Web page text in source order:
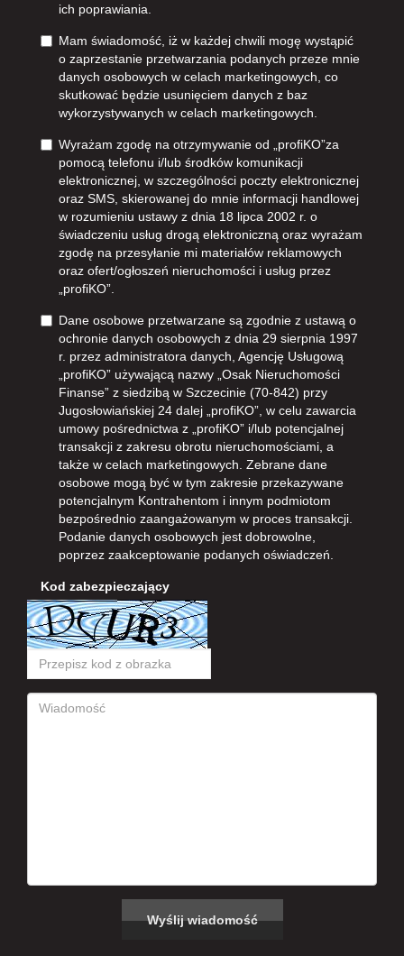
ich poprawiania.
Mam świadomość, iż w każdej chwili mogę wystąpić
o zaprzestanie przetwarzania podanych przeze mnie
danych osobowych w celach marketingowych, co
skutkować będzie usunięciem danych z baz
wykorzystywanych w celach marketingowych.
Wyrażam zgodę na otrzymywanie od „profiKO”za
pomocą telefonu i/lub środków komunikacji
elektronicznej, w szczególności poczty elektronicznej
oraz SMS, skierowanej do mnie informacji handlowej
w rozumieniu ustawy z dnia 18 lipca 2002 r. o
świadczeniu usług drogą elektroniczną oraz wyrażam
zgodę na przesyłanie mi materiałów reklamowych
oraz ofert/ogłoszeń nieruchomości i usług przez
„profiKO”.
Dane osobowe przetwarzane są zgodnie z ustawą o
ochronie danych osobowych z dnia 29 sierpnia 1997
r. przez administratora danych, Agencję Usługową
„profiKO” używającą nazwy „Osak Nieruchomości
Finanse” z siedzibą w Szczecinie (70-842) przy
Jugosłowiańskiej 24 dalej „profiKO”, w celu zawarcia
umowy pośrednictwa z „profiKO” i/lub potencjalnej
transakcji z zakresu obrotu nieruchomościami, a
także w celach marketingowych. Zebrane dane
osobowe mogą być w tym zakresie przekazywane
potencjalnym Kontrahentom i innym podmiotom
bezpośrednio zaangażowanym w proces transakcji.
Podanie danych osobowych jest dobrowolne,
poprzez zaakceptowanie podanych oświadczeń.
Kod zabezpieczający